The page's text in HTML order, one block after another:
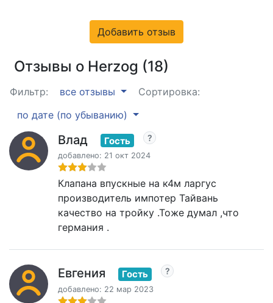
Добавить отзыв
Отзывы о Herzog (18)
Фильтр: все отзывы
Сортировка:
по дате (по убыванию)
Влад Гость
добавлено: 21 окт 2024
Клапана впускные на к4м ларгус
производитель импотер Тайвань
качество на тройку .Тоже думал ,что
германия .
Евгения Гость
добавлено: 22 мар 2023